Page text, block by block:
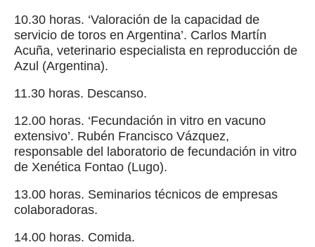
10.30 horas. ‘Valoración de la capacidad de
servicio de toros en Argentina’. Carlos Martín
Acuña, veterinario especialista en reproducción de
Azul (Argentina).
11.30 horas. Descanso.
12.00 horas. ‘Fecundación in vitro en vacuno
extensivo’. Rubén Francisco Vázquez,
responsable del laboratorio de fecundación in vitro
de Xenética Fontao (Lugo).
13.00 horas. Seminarios técnicos de empresas
colaboradoras.
14.00 horas. Comida.